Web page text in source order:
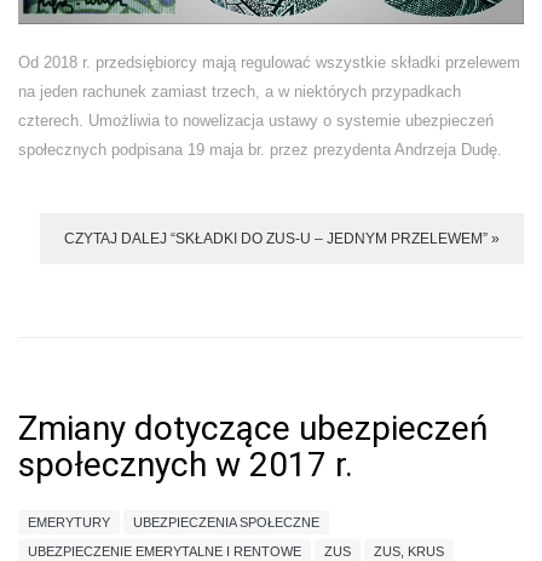
Od 2018 r. przedsiębiorcy mają regulować wszystkie składki przelewem
na jeden rachunek zamiast trzech, a w niektórych przypadkach
czterech. Umożliwia to nowelizacja ustawy o systemie ubezpieczeń
społecznych podpisana 19 maja br. przez prezydenta Andrzeja Dudę.
CZYTAJ DALEJ “SKŁADKI DO ZUS-U – JEDNYM PRZELEWEM” »
Zmiany dotyczące ubezpieczeń
społecznych w 2017 r.
EMERYTURY
UBEZPIECZENIA SPOŁECZNE
UBEZPIECZENIE EMERYTALNE I RENTOWE
ZUS ZUS, KRUS